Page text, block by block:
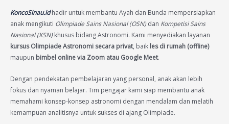
KoncoSinau.idhadir untuk membantu Ayah dan Bunda mempersiapkan
anak mengikuti Olimpiade Sains Nasional (OSN)dan Kompetisi Sains
Nasional (KSN)khusus bidang Astronomi. Kami menyediakan layanan
kursus Olimpiade Astronomi secara privat, baik les di rumah (offline)
maupun bimbel online via Zoom atau Google Meet.
Dengan pendekatan pembelajaran yang personal, anak akan lebih
fokus dan nyaman belajar. Tim pengajar kami siap membantu anak
memahami konsep-konsep astronomi dengan mendalam dan melatih
kemampuan analitisnya untuk sukses di ajang Olimpiade.